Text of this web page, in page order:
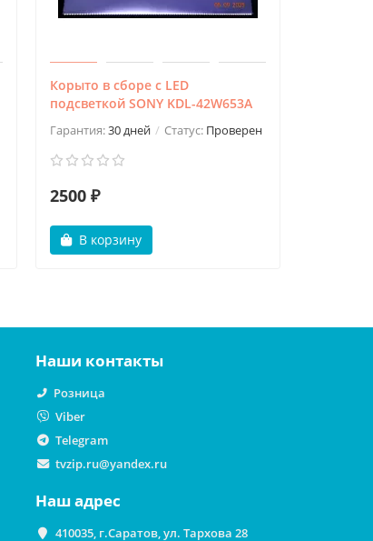
Корыто в сборе с LED
подсветкой SONY KDL-42W653A
Гарантия:30 дней Статус: Проверен
2500 ₽
В корзину
Наши контакты
Розница
Viber
Telegram
tvzip.ru@yandex.ru
Наш адрес
410035, г.Саратов, ул. Тархова 28